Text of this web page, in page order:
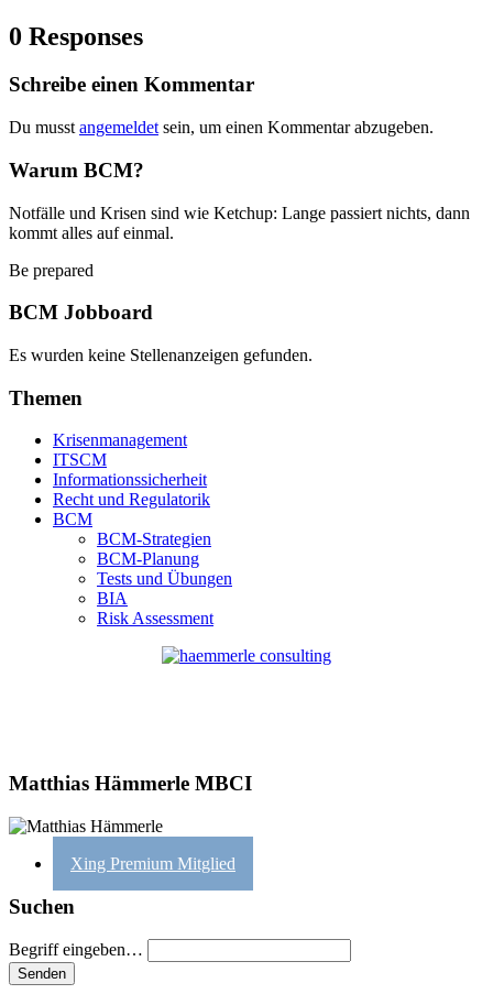
0 Responses
Schreibe einen Kommentar
Du musst angemeldet sein, um einen Kommentar abzugeben.
Warum BCM?
Notfälle und Krisen sind wie Ketchup: Lange passiert nichts, dann
kommt alles auf einmal.
Be prepared
BCM Jobboard
Es wurden keine Stellenanzeigen gefunden.
Themen
Krisenmanagement
ITSCM
Informationssicherheit
Recht und Regulatorik
BCM
BCM-Strategien
BCM-Planung
Tests und Übungen
BIA
Risk Assessment
Matthias Hämmerle MBCI
Xing Premium Mitglied
Suchen
Begriff eingeben…